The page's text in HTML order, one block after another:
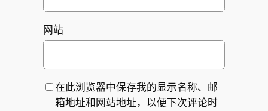
网站
在此浏览器中保存我的显示名称、邮
箱地址和网站地址，以便下次评论时